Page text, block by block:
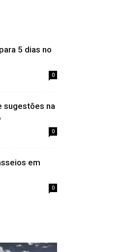
5 dias no
0
sugestões na
0
em
0